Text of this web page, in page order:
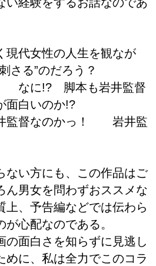
現代女性の人生を観なが
さる”のだろう？
なに!? 脚本も岩井監督
白いのか!?
監督なのかっ！ 岩井監
ない方にも、この作品はご
ん男女を問わずおススメな
上、予告編などでは伝わら
心配なのである。
の面白さを知らずに見逃し
めに、私は全力でこのコラ